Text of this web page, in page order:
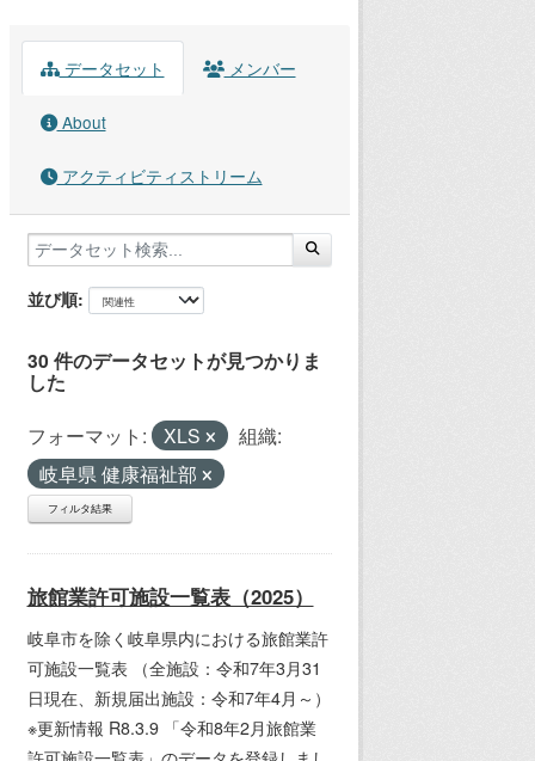
データセット メンバー
About
アクティビティストリーム
並び順
30 件のデータセットが見つかりま
した
フォーマット: XLS
組織:
岐阜県 健康福祉部
フィルタ結果
旅館業許可施設一覧表（2025）
岐阜市を除く岐阜県内における旅館業許
可施設一覧表 （全施設：令和7年3月31
日現在、新規届出施設：令和7年4月～）
※更新情報 R8.3.9 「令和8年2月旅館業